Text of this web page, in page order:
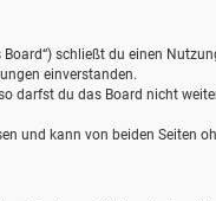
schließt du einen
einverstanden.
darfst du das Board nicht
und kann von beiden Seiten